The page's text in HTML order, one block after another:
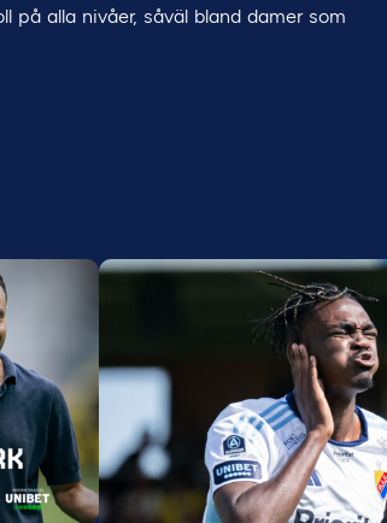
på alla nivåer, såväl bland damer som